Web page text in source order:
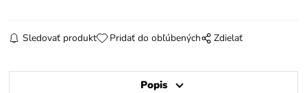
Sledovať produkt Pridať do obľúbených Zdielať
Popis